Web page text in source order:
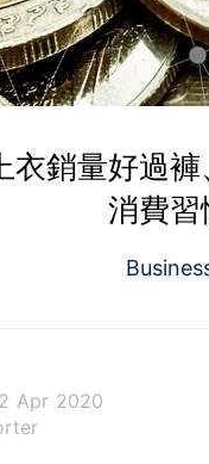
衣銷量好過
消費習
Apr 2020